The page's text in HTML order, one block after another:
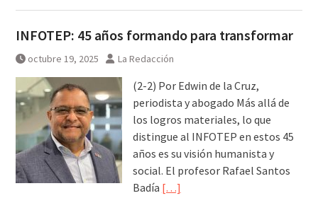
INFOTEP: 45 años formando para transformar
octubre 19, 2025 La Redacción
(2-2) Por Edwin de la Cruz,
periodista y abogado Más allá de
los logros materiales, lo que
distingue al INFOTEP en estos 45
años es su visión humanista y
social. El profesor Rafael Santos
Badía […]